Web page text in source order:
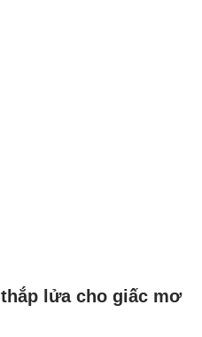
lửa cho giấc mơ